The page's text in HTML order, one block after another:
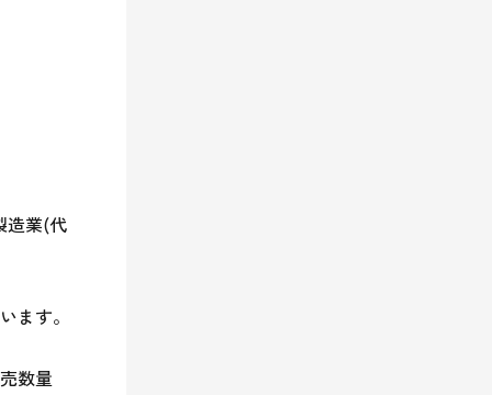
造業(代
ます。
数量